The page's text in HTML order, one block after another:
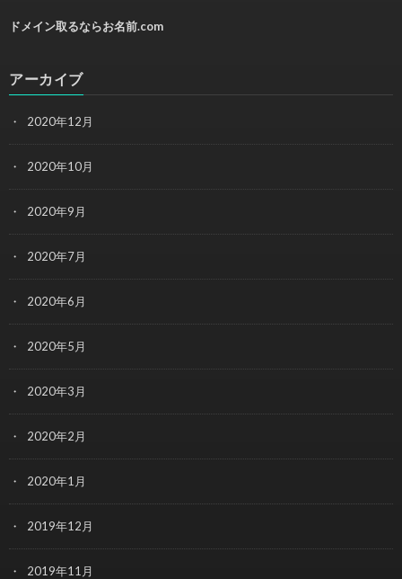
ドメイン取るならお名前.com
アーカイブ
2020年12月
2020年10月
2020年9月
2020年7月
2020年6月
2020年5月
2020年3月
2020年2月
2020年1月
2019年12月
2019年11月